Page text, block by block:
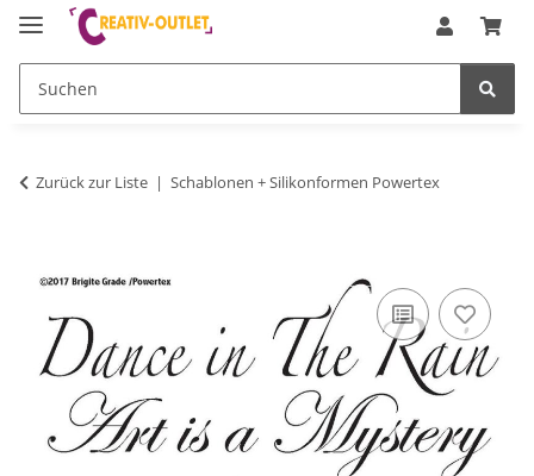
Zurück zur Liste Schablonen + Silikonformen Powertex